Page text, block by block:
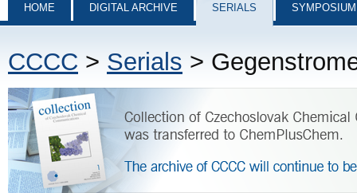
HOME DIGITAL ARCHIVE SERIALS
CCCC > Serials >